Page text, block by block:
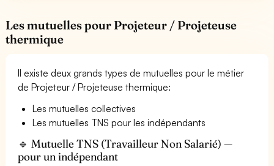
Les mutuelles pour Projeteur / Projeteuse
thermique
Il existe deux grands types de mutuelles pour le métier
de Projeteur / Projeteuse thermique:
Les mutuelles collectives
Les mutuelles TNS pour les indépendants
🔹 Mutuelle TNS (Travailleur Non Salarié) —
pour un indépendant